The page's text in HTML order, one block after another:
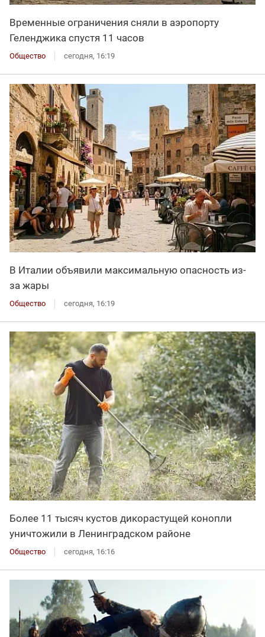
Временные ограничения сняли в аэропорту
Геленджика спустя 11 часов
Общество сегодня, 16:19
В Италии объявили максимальную опасность из-
за жары
Общество сегодня, 16:19
Более 11 тысяч кустов дикорастущей конопли
уничтожили в Ленинградском районе
Общество сегодня, 16:16